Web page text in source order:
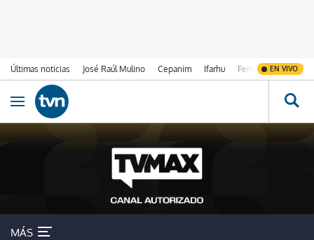
Últimas noticias José Raúl Mulino Cepanim Ifarhu Fenómeno de El
EN VIVO
Ir al contenido
Obrir navegació
MÁS